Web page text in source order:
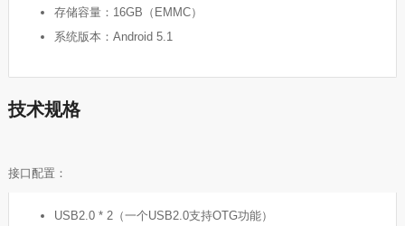
存储容量：16GB（EMMC）
系统版本：Android 5.1
技术规格
接口配置：
USB2.0 * 2（一个USB2.0支持OTG功能）